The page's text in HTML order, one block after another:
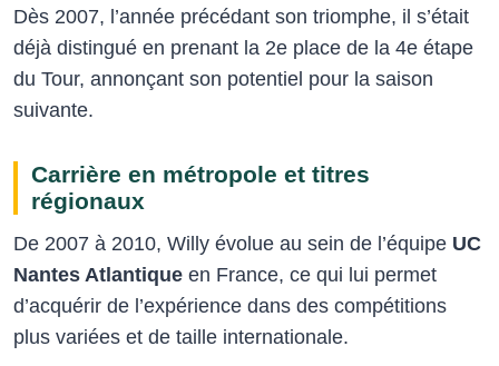
Dès 2007, l’année précédant son triomphe, il s’était
déjà distingué en prenant la 2e place de la 4e étape
du Tour, annonçant son potentiel pour la saison
suivante.
Carrière en métropole et titres
régionaux
De 2007 à 2010, Willy évolue au sein de l’équipe UC
Nantes Atlantique en France, ce qui lui permet
d’acquérir de l’expérience dans des compétitions
plus variées et de taille internationale.